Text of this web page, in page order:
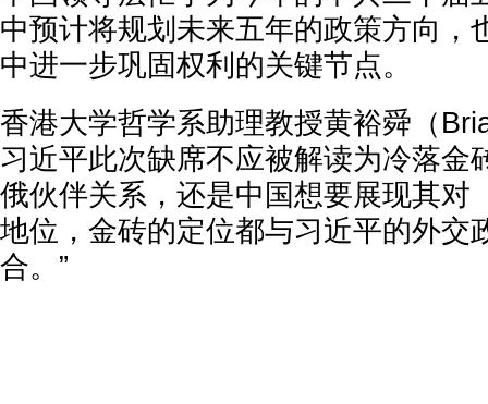
中预计将规划未来五年的政策方向，
中进一步巩固权利的关键节点。
香港大学哲学系助理教授黄裕舜（
习近平此次缺席不应被解读为冷落金
俄伙伴关系，还是中国想要展现其对
地位，金砖的定位都与习近平的外交
合。”